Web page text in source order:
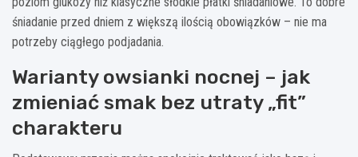
śniadanie przed dniem z większą ilością obowiązków – nie ma
potrzeby ciągłego podjadania.
Warianty owsianki nocnej – jak
zmieniać smak bez utraty „fit”
charakteru